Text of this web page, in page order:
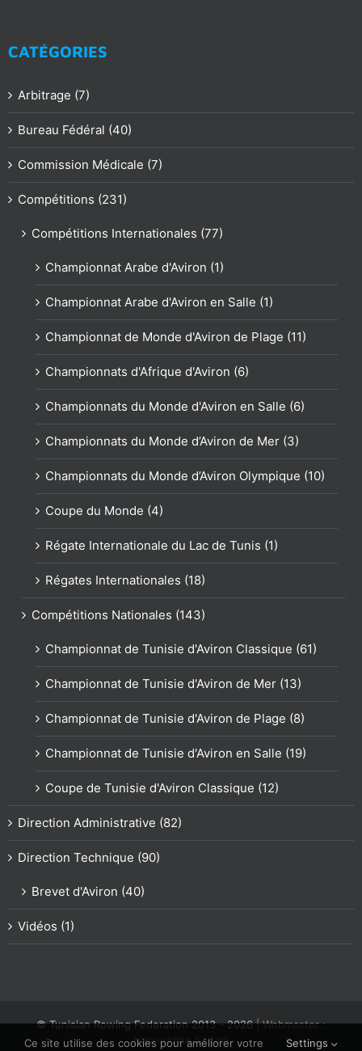
CATÉGORIES
Arbitrage (7)
Bureau Fédéral (40)
Commission Médicale (7)
Compétitions (231)
Compétitions Internationales (77)
Championnat Arabe d'Aviron (1)
Championnat Arabe d'Aviron en Salle (1)
Championnat de Monde d'Aviron de Plage (11)
Championnats d'Afrique d'Aviron (6)
Championnats du Monde d'Aviron en Salle (6)
Championnats du Monde d’Aviron de Mer (3)
Championnats du Monde d’Aviron Olympique (10)
Coupe du Monde (4)
Régate Internationale du Lac de Tunis (1)
Régates Internationales (18)
Compétitions Nationales (143)
Championnat de Tunisie d'Aviron Classique (61)
Championnat de Tunisie d'Aviron de Mer (13)
Championnat de Tunisie d'Aviron de Plage (8)
Championnat de Tunisie d'Aviron en Salle (19)
Coupe de Tunisie d'Aviron Classique (12)
Direction Administrative (82)
Direction Technique (90)
Brevet d'Aviron (40)
Vidéos (1)
© Tunisian Rowing Federation 2013 -2026| Webmaster :
Nasreddine Soltani
Ce site utilise des cookies pour améliorer votre Settings